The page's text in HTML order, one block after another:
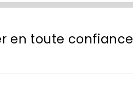
en toute confiance